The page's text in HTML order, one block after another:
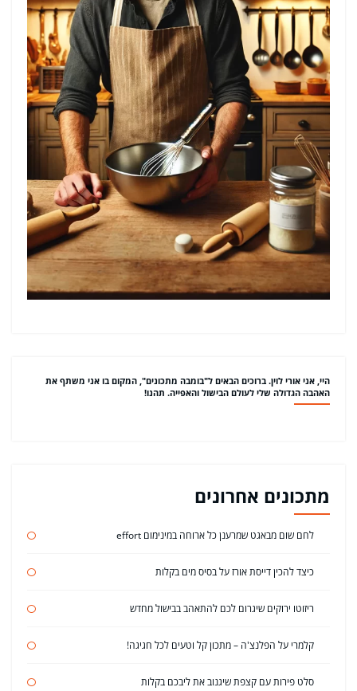
היי, אני אורי לוין. ברוכים הבאים ל"בומבה מתכונים", המקום בו אני משתף את
האהבה הגדולה שלי לעולם הבישול והאפייה. תהנו!
מתכונים אחרונים
לחם שום מבאגט שמרענן כל ארוחה במינימום effort
כיצד להכין דייסת אורז על בסיס מים בקלות
ריזוטו ירוקים שיגרום לכם להתאהב בבישול מחדש
קלמרי על הפלנצ'ה – מתכון קל וטעים לכל חגיגה!
סלט פירות עם קצפת שיגנוב את ליבכם בקלות